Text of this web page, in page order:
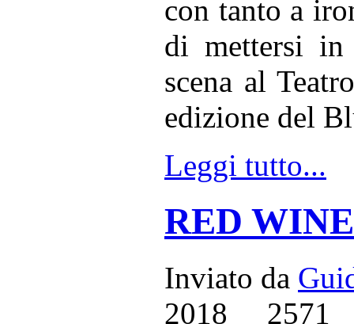
con tanto a
di mettersi
scena al
edizione del
Leggi tutto...
RED
Inviato da
2018 2571